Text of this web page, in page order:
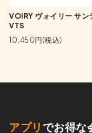
VOIRY ヴォイリー サン
VTS
10,450円(税込)
アプリ でお得な